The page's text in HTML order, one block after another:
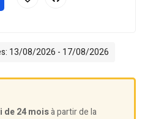
13/08/2026 - 17/08/2026
de 24 moisà partir de la